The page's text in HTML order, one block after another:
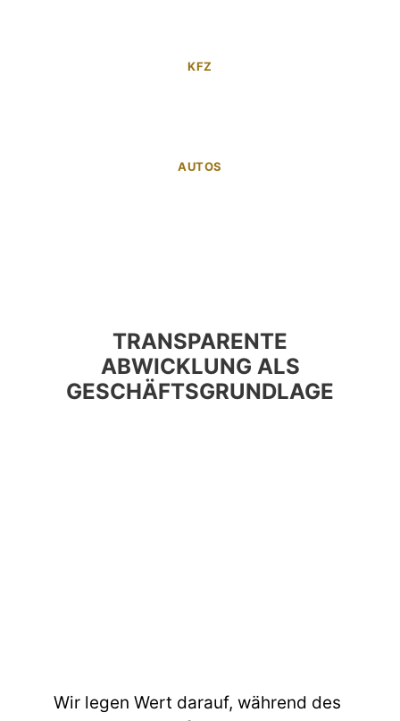
KFZ
AUTOS
TRANSPARENTE
ABWICKLUNG ALS
GESCHÄFTSGRUNDLAGE
Wir legen Wert darauf, während des